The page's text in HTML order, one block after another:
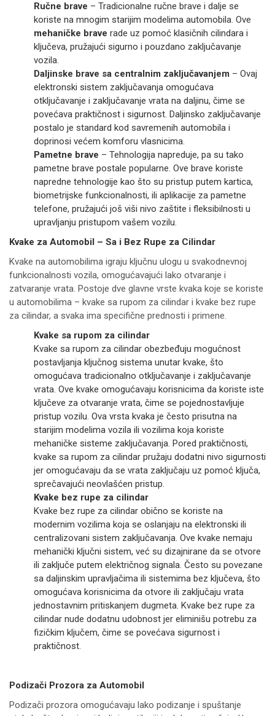
Ručne brave – Tradicionalne ručne brave i dalje se
koriste na mnogim starijim modelima automobila. Ove
mehaničke brave rade uz pomoć klasičnih cilindara i
ključeva, pružajući sigurno i pouzdano zaključavanje
vozila.
Daljinske brave sa centralnim zaključavanjem – Ovaj
elektronski sistem zaključavanja omogućava
otključavanje i zaključavanje vrata na daljinu, čime se
povećava praktičnost i sigurnost. Daljinsko zaključavanje
postalo je standard kod savremenih automobila i
doprinosi većem komforu vlasnicima.
Pametne brave – Tehnologija napreduje, pa su tako
pametne brave postale popularne. Ove brave koriste
napredne tehnologije kao što su pristup putem kartica,
biometrijske funkcionalnosti, ili aplikacije za pametne
telefone, pružajući još viši nivo zaštite i fleksibilnosti u
upravljanju pristupom vašem vozilu.
Kvake za Automobil – Sa i Bez Rupe za Cilindar
Kvake na automobilima igraju ključnu ulogu u svakodnevnoj
funkcionalnosti vozila, omogućavajući lako otvaranje i
zatvaranje vrata. Postoje dve glavne vrste kvaka koje se koriste
u automobilima – kvake sa rupom za cilindar i kvake bez rupe
za cilindar, a svaka ima specifične prednosti i primene.
Kvake sa rupom za cilindar
Kvake sa rupom za cilindar obezbeđuju mogućnost
postavljanja ključnog sistema unutar kvake, što
omogućava tradicionalno otključavanje i zaključavanje
vrata. Ove kvake omogućavaju korisnicima da koriste iste
ključeve za otvaranje vrata, čime se pojednostavljuje
pristup vozilu. Ova vrsta kvaka je često prisutna na
starijim modelima vozila ili vozilima koja koriste
mehaničke sisteme zaključavanja. Pored praktičnosti,
kvake sa rupom za cilindar pružaju dodatni nivo sigurnosti
jer omogućavaju da se vrata zaključaju uz pomoć ključa,
sprečavajući neovlašćen pristup.
Kvake bez rupe za cilindar
Kvake bez rupe za cilindar obično se koriste na
modernim vozilima koja se oslanjaju na elektronski ili
centralizovani sistem zaključavanja. Ove kvake nemaju
mehanički ključni sistem, već su dizajnirane da se otvore
ili zaključe putem električnog signala. Često su povezane
sa daljinskim upravljačima ili sistemima bez ključeva, što
omogućava korisnicima da otvore ili zaključaju vrata
jednostavnim pritiskanjem dugmeta. Kvake bez rupe za
cilindar nude dodatnu udobnost jer eliminišu potrebu za
fizičkim ključem, čime se povećava sigurnost i
praktičnost.
Podizači Prozora za Automobil
Podizači prozora omogućavaju lako podizanje i spuštanje